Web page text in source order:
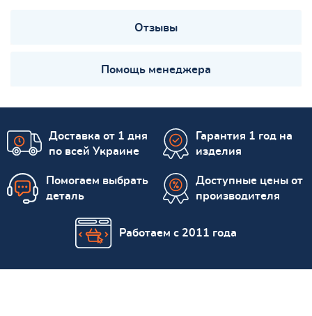
Отзывы
Помощь менеджера
Доставка от 1 дня
по всей Украине
Гарантия 1 год на
изделия
Помогаем выбрать
деталь
Доступные цены от
производителя
Работаем с 2011 года